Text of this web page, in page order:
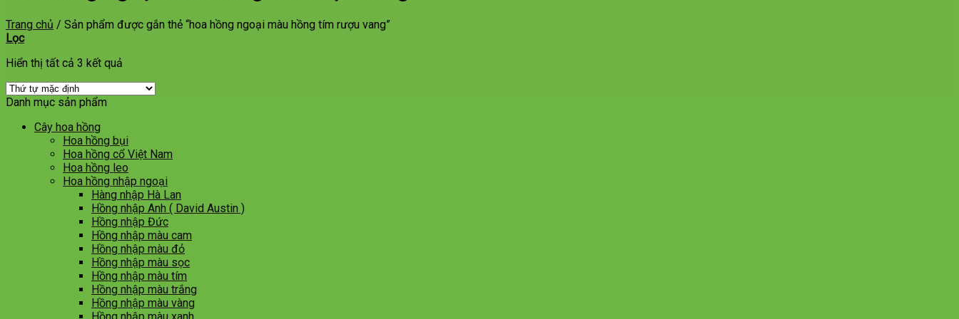
Trang chủ / Sản phẩm được gắn thẻ “hoa hồng ngoại màu hồng tím rượu vang”
Lọc
Hiển thị tất cả 3 kết quả
Danh mục sản phẩm
Cây hoa hồng
Hoa hồng bụi
Hoa hồng cổ Việt Nam
Hoa hồng leo
Hoa hồng nhập ngoại
Hàng nhập Hà Lan
Hồng nhập Anh ( David Austin )
Hồng nhập Đức
Hồng nhập màu cam
Hồng nhập màu đỏ
Hồng nhập màu sọc
Hồng nhập màu tím
Hồng nhập màu trắng
Hồng nhập màu vàng